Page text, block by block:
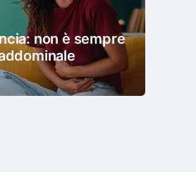
non è sempre